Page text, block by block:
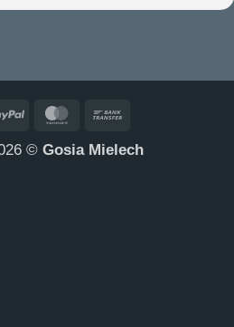
PayPal MasterCard
© Gosia Mielech